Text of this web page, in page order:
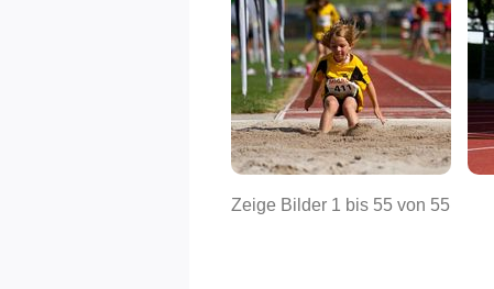
Zeige Bilder 1 bis 55 von 55